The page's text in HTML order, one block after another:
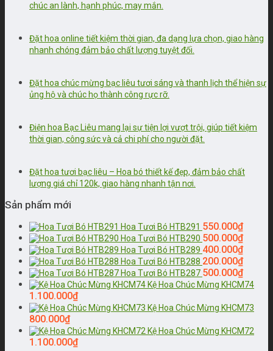
chúc an lành, hạnh phúc, may mắn.
Đặt hoa online tiết kiệm thời gian, đa dạng lựa chọn, giao hàng
nhanh chóng đảm bảo chất lượng tuyệt đối.
Đặt hoa chúc mừng bạc liêu tươi sáng và thanh lịch thể hiện sự
ủng hộ và chúc họ thành công rực rỡ.
Điện hoa Bạc Liêu mang lại sự tiện lợi vượt trội, giúp tiết kiệm
thời gian, công sức và cả chi phí cho người đặt.
Đặt hoa tươi bạc liêu – Hoa bó thiết kế đẹp, đảm bảo chất
lượng giá chỉ 120k, giao hàng nhanh tận nơi.
Sản phẩm mới
Hoa Tươi Bó HTB291 550.000₫
Hoa Tươi Bó HTB290 500.000₫
Hoa Tươi Bó HTB289 400.000₫
Hoa Tươi Bó HTB288 200.000₫
Hoa Tươi Bó HTB287 500.000₫
Kệ Hoa Chúc Mừng KHCM74
1.100.000₫
Kệ Hoa Chúc Mừng KHCM73
800.000₫
Kệ Hoa Chúc Mừng KHCM72
1.100.000₫